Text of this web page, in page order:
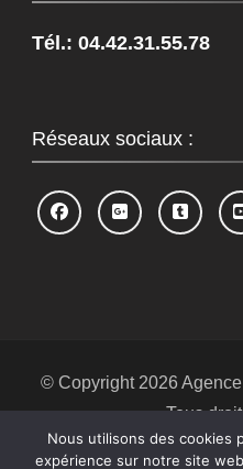
Tél.: 04.42.31.55.78
Réseaux sociaux :
© Copyright 2026
Tous
Blossom Spa |
Nous utilisons des cookies
expérience sur notre site